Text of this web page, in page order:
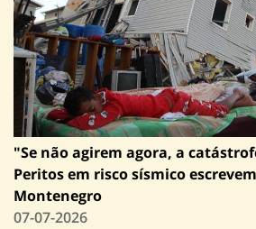
"Se não agirem agora, a
Peritos em risco sísmico
Montenegro
07-07-2026